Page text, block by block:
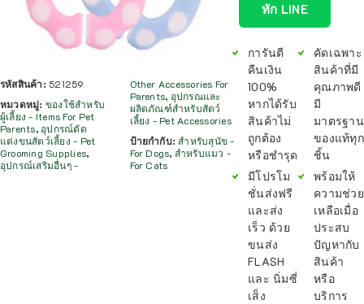
รหัสสินค้า: 521259
หมวดหมู่: ของใช้สำหรับ
ผู้เลี้ยง - Items For Pet
Parents, อุปกรณ์ตัด
แต่งขนสัตว์เลี้ยง - Pet
Grooming Supplies,
อุปกรณ์เสริมอื่นๆ -
Other Accessories For
Parents, อุปกรณและ
ผลิตภัณฑ์สำหรับสัตว์
เลี้ยง - Pet Accessories
ป้ายกำกับ:สำหรับสุนัข -
For Dogs, สำหรับแมว -
For Cats
ทัก LINE
การันตี
คืนเงิน
100%
หากได้รับ
สินค้าไม่
ถูกต้อง
หรือชำรุด
มีโปรโม
ชั่นส่งฟรี
และส่ง
เร็ว ด้วย
ขนส่ง
FLASH
และ นิ่มซี่
เส็ง
คัดเฉพาะ
สินค้าที่มี
คุณภาพดี
มี
มาตรฐาน
ของแท้ทุก
ชิ้น
พร้อมให้
ความช่วย
เหลือเมื่อ
ประสบ
ปัญหากับ
สินค้า
หรือ
บริการ